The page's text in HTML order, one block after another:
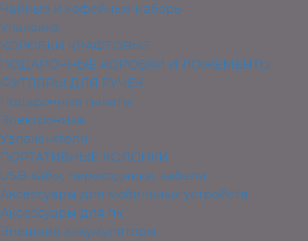
Чайные и кофейные наборы
Упаковка
КОРОБКИ КРАФТОВЫЕ
ПОДАРОЧНЫЕ КОРОБКИ И ЛОЖЕМЕНТЫ
ФУТЛЯРЫ ДЛЯ РУЧЕК
Подарочные пакеты
Электроника
Увлажнители
ПОРТАТИВНЫЕ КОЛОНКИ
USB-хабы, переходники, кабели
Аксессуары для мобильных устройств
Аксессуары для пк
Внешние аккумуляторы